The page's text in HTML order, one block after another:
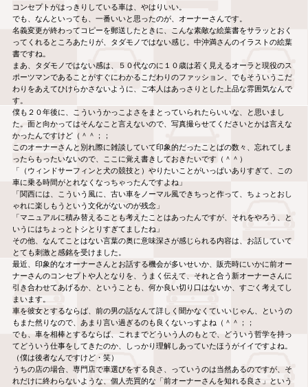
コンセプトがはっきりしている車は、やはりいい。
でも、なんといっても、一番いいと思ったのが、オーナーさんです。
名義変更が終わってコピーを郵送したときに、こんな素敵な絵葉書をサラッとおく
ってくれるところあたりが、タダモノではない感じ。中沖満さんのイラストの絵葉
書ですね。
まあ、タダモノではない感は、５０代なのに１０歳は若く見えるオーラと現役のス
ポーツマンであることがすぐにわかるこだわりのファッション、でもそういうこだ
わりをあえてひけらかさないように、ご本人はあっさりとした上品な雰囲気なんで
す。
僕も２０年後に、こういうかっこよさをまとっていられたらいいな、と思いまし
た。面と向かってはそんなこと言えないので、写真撮らせてくださいとかは言えな
かったんですけど（＾＾；；
このオーナーさんと別れ際に雑談していて印象的だったことばの数々、忘れてしま
ったらもったいないので、ここに覚え書きしておきたいです（＾＾）
「（ウィンドサーフィンと犬の競技と）やりたいことがいっぱいありすぎて、この
車に乗る時間がとれなくなっちゃったんですよね」
「関西には、こういう風に、古い車をノーマル風できちっと作って、ちょっとおし
ゃれに楽しもうという文化がないのが残念」
「マニュアルに積み替えることも考えたことはあったんですが、それをやろう、と
いうにはちょっとトシとりすぎてましたね」
その他、なんてことはない言葉の奥に意味深さが感じられる内容は、お話していて
とても刺激と感銘を受けました。
最近、印象的なオーナーさんとお話する機会が多いせいか、販売時にいかに前オー
ナーさんのコンセプトや人となりを、うまく伝えて、それと合う新オーナーさんに
引き合わせてあげるか、ということも、何か良い切り口はないか、すごく考えてし
まいます。
車を彼女とするならば、前の男の話なんて詳しく聞かなくていいじゃん、というの
もまた然りなので、あまり言い過ぎるのも良くないっすよね（＾＾；；
でも、車を相棒とするならば、これまでどういう人のもとで、どういう哲学を持っ
てどういう仕事をしてきたのか、しっかり理解しあっていたほうがイイですよね。
（僕は後者なんですけど・笑）
うちの店の場合、専門店で車選びをする良さ、っていうのは当然あるのですが、そ
れだけに終わらないような、個人売買的な「前オーナーさんを知れる良さ」という